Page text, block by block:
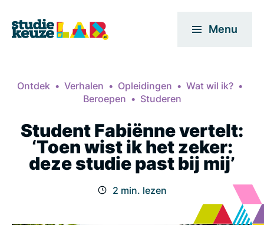
Menu
Ontdek Verhalen Opleidingen
Wat wil ik?
Beroepen
Studeren
Student Fabiënne vertelt:
‘Toen wist ik het zeker:
deze studie past bij mij’
2 min. lezen